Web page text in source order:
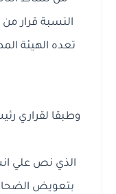
النسبة قرار من
تعده الهيئة
الذي نص علي
بتعويض